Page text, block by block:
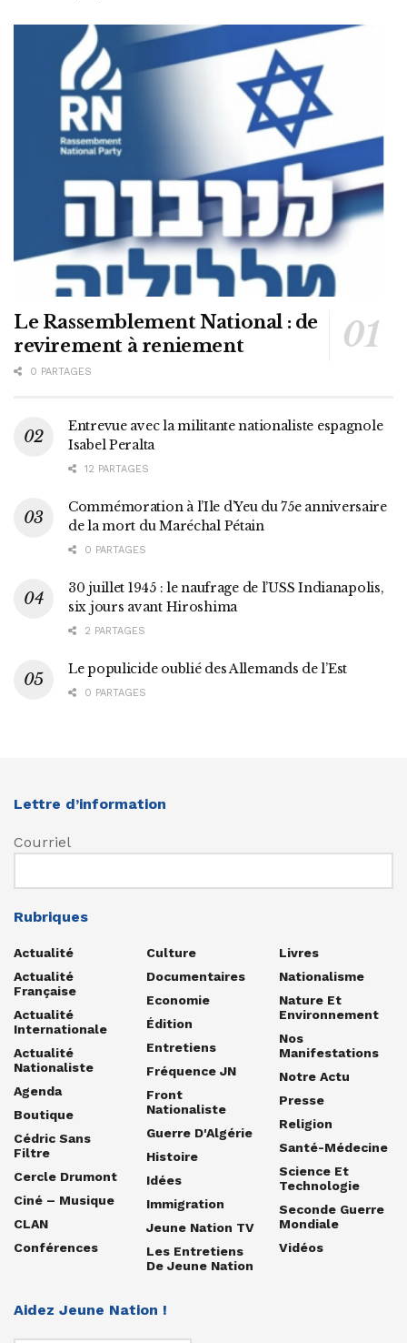
Le Rassemblement National : de
revirement à reniement
0 PARTAGES
Entrevue avec la militante nationaliste espagnole
Isabel Peralta
12 PARTAGES
Commémoration à l’Ile d’Yeu du 75e anniversaire
de la mort du Maréchal Pétain
0 PARTAGES
30 juillet 1945 : le naufrage de l’USS Indianapolis,
six jours avant Hiroshima
2 PARTAGES
Le populicide oublié des Allemands de l’Est
0 PARTAGES
Lettre d’information
Courriel
Rubriques
Actualité
Actualité
Française
Actualité
Internationale
Actualité
Nationaliste
Agenda
Boutique
Cédric Sans
Filtre
Cercle Drumont
Ciné – Musique
CLAN
Conférences
Culture
Documentaires
Economie
Édition
Entretiens
Fréquence JN
Front
Nationaliste
Guerre D'Algérie
Histoire
Idées
Immigration
Jeune Nation TV
Les Entretiens
De Jeune Nation
Livres
Nationalisme
Nature Et
Environnement
Nos
Manifestations
Notre Actu
Presse
Religion
Santé-Médecine
Science Et
Technologie
Seconde Guerre
Mondiale
Vidéos
Aidez Jeune Nation !